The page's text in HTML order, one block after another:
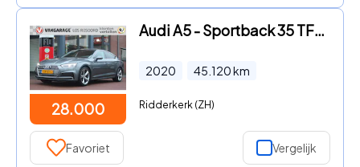
28.000
Audi A5 - Sportback 35 TFSI Hybrid *S Edition* | Cruise & Climate Cont
2020 45.120km
Ridderkerk (ZH)
Favoriet Vergelijk